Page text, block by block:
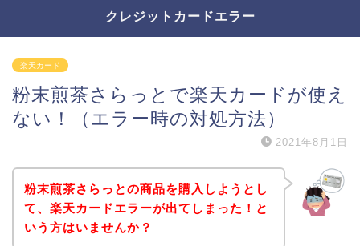
クレジットカードエラー
楽天カード
粉末煎茶さらっとで楽天カードが使え
ない！（エラー時の対処方法）
2021年8月1日
粉末煎茶さらっとの商品を購入しようとし
て、楽天カードエラーが出てしまった！と
いう方はいませんか？